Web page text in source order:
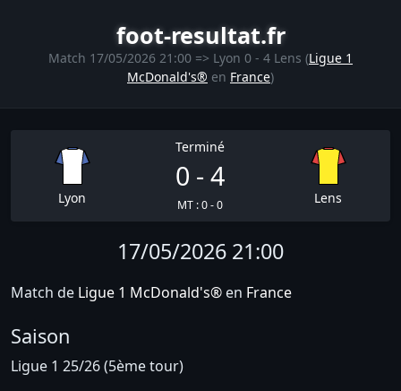
foot-resultat.fr
Match 17/05/2026 21:00 => Lyon 0 - 4 Lens (Ligue 1
McDonald's® en France)
Lyon
Terminé
0 - 4
MT : 0 - 0 Lens
17/05/2026 21:00
Match de Ligue 1 McDonald's® en France
Saison
Ligue 1 25/26 (5ème tour)